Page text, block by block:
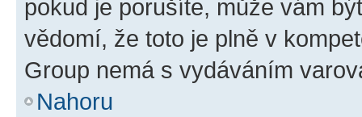
pokud je porušíte, může vám
vědomí, že toto je plně v
Group nemá s vydáváním
Nahoru